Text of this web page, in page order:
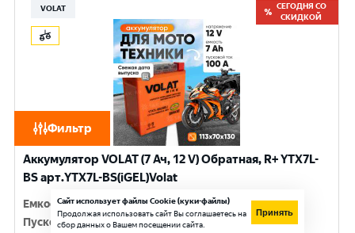
Фильтр
VOLAT
СЕГОДНЯ СО
СКИДКОЙ
Аккумулятор VOLAT (7 Ач, 12 V) Обратная, R+ YTX7L-
BS арт.YTX7L-BS(iGEL)Volat
Емкость:7 Ач
Пусковой ток:100 A
Сайт использует файлы Cookie (куки-файлы)
Продолжая использовать сайт Вы соглашаетесь на
сбор данных о Вашем посещении сайта.
Принять